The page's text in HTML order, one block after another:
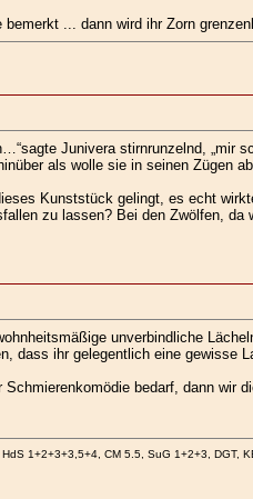
... dann wird ihr Zorn
Junivera stirnrunzelnd, „mir
als wolle sie in seinen Zügen
Kunststück gelingt, es echt
zu lassen? Bei den Zwölfen, da
unverbindliche
dass ihr gelegentlich eine gewisse
bedarf, dann wir
1+2+3+3,5+4, CM 5.5, SuG 1+2+3, DGT,